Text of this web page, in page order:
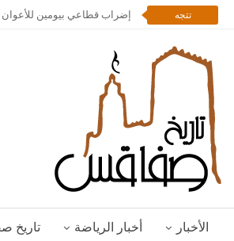
تتجه إضراب قطاعي بيومين للأعوان
الأخبار أخبار الرياضة تاريخ